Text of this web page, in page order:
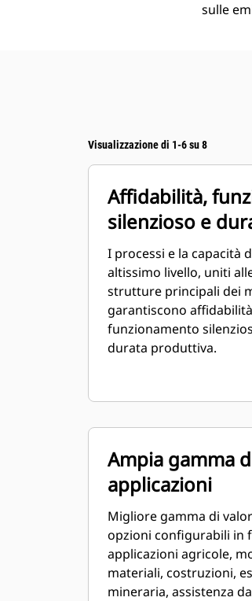
sulle
Visualizzazione di 1-6 su 8
Affidabilità,
silenzioso e
I processi e la capacità
altissimo livello, uniti
strutture principali dei
garantiscono
funzionamento
durata produttiva.
Ampia gamma
applicazioni
Migliore gamma di
opzioni configurabili in
applicazioni agricole,
materiali, costruzioni,
mineraria, assistenza